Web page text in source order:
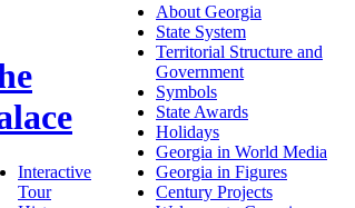
Interactive
Tour
About Georgia
State System
Territorial Structure and
Government
Symbols
State Awards
Holidays
Georgia in World Media
Georgia in Figures
Century Projects